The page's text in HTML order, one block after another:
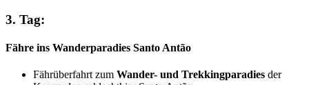
3. Tag:
Fähre ins Wanderparadies Santo Antão
Fährüberfahrt zum Wander- und Trekkingparadies der